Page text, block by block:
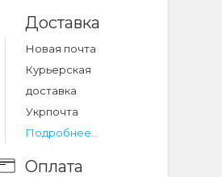
Доставка
Новая почта
Курьерская
доставка
Укрпочта
Подробнее...
Оплата